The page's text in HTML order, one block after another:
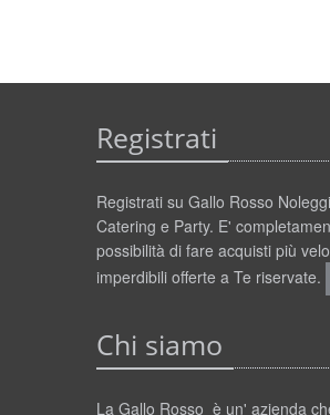
Registrati
Registrati su Gallo Rosso
Catering e Party. E'
possibilità di fare acquisti più
imperdibili offerte a Te riservate.
Chi siamo
La Gallo Rosso è un' azienda